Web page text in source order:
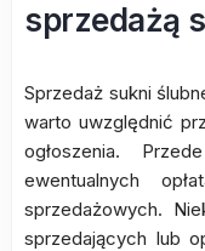
sprzedażą
Sprzedaż sukni
warto uwzględnić
ogłoszenia.
ewentualnych
sprzedażowych.
sprzedających lub